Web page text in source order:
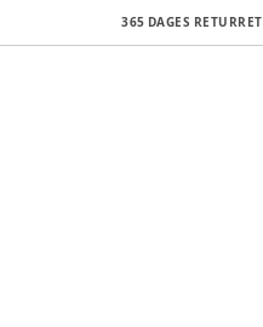
365 DAGES RETURRET